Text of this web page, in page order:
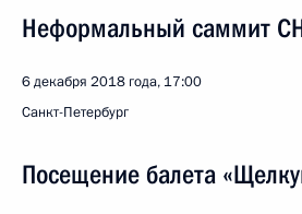
Неформальный саммит
6 декабря 2018 года, 17:00
Санкт-Петербург
Посещение балета